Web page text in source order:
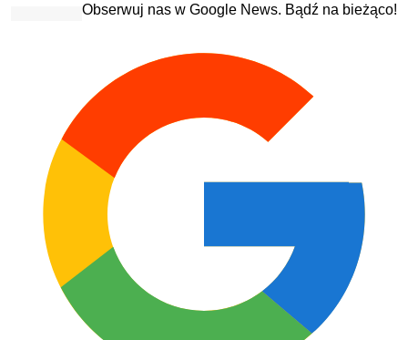
Obserwuj nas w Google News. Bądź na bieżąco!